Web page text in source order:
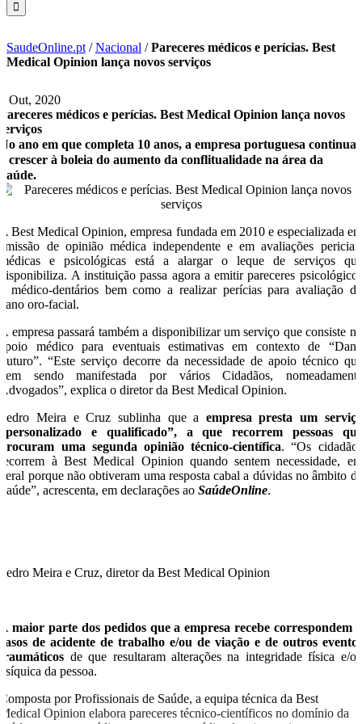
SaudeOnline.pt /Nacional /Pareceres médicos e perícias. Best
Medical Opinion lança novos serviços
1 Out, 2020
Pareceres médicos e perícias. Best Medical Opinion lança novos
serviços
No ano em que completa 10 anos, a empresa portuguesa continua
a crescer à boleia do aumento da conflitualidade na área da
Saúde.
A Best Medical Opinion, empresa fundada em 2010 e especializada em
emissão de opinião médica independente e em avaliações periciais
médicas e psicológicas está a alargar o leque de serviços que
disponibiliza. A instituição passa agora a emitir pareceres psicológicos
e médico-dentários bem como a realizar perícias para avaliação do
dano oro-facial.
A empresa passará também a disponibilizar um serviço que consiste no
apoio médico para eventuais estimativas em contexto de “Dano
Futuro”. “Este serviço decorre da necessidade de apoio técnico que
vem sendo manifestada por vários Cidadãos, nomeadamente
Advogados”, explica o diretor da Best Medical Opinion.
Pedro Meira e Cruz sublinha que a empresa presta um serviço
“personalizado e qualificado”, a que recorrem pessoas que
procuram uma segunda opinião técnico-científica. “Os cidadãos
recorrem à Best Medical Opinion quando sentem necessidade, em
geral porque não obtiveram uma resposta cabal a dúvidas no âmbito da
Saúde”, acrescenta, em declarações aoSaúdeOnline.
Pedro Meira e Cruz, diretor da Best Medical Opinion
Amaior parte dos pedidos que a empresa recebe correspondem a
casos de acidente de trabalho e/ou de viação e de outros eventos
traumáticos de que resultaram alterações na integridade física e/ou
psíquica da pessoa.
Composta por Profissionais de Saúde, a equipa técnica da Best
Medical Opinion elabora pareceres técnico-científicos no domínio da